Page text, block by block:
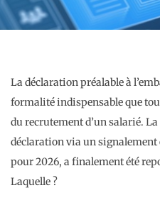
La déclaration préalable à
formalité indispensable que
du recrutement d’un salarié.
déclaration via un
pour 2026, a finalement été
Laquelle ?